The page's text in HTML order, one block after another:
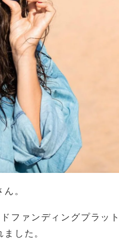
。
ファンディングプラット
した。